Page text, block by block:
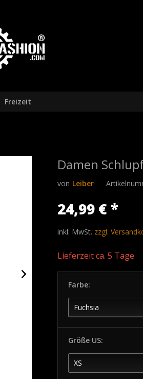
Freizeit
Damen
von Leiber
24,99 € *
inkl. MwSt. zzgl.
Lieferzeit ca. 5 Tage
Farbe:
Größe US: